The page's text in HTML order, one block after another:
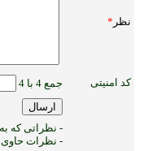
نظر *
کد امنیتی جمع 4 با 4
- نظراتی که
- نظرات حاوی